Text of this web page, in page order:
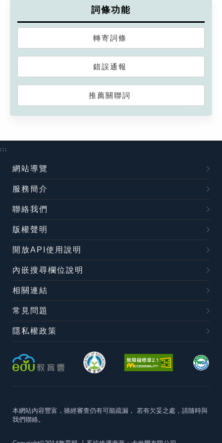
詞條功能
轉寄詞條
錯誤通報
推薦關聯詞
:::
網站導覽
服務簡介
聯絡我們
版權聲明
開放API使用說明
內嵌搜尋欄位說明
相關連結
常見問題
隱私權政策
本網站內容豐富，雖經審查仍有可能疏漏， 若有欠妥之處，請隨時與
我們聯絡。